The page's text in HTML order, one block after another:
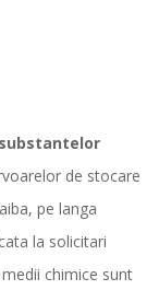
de stocare
pe langa
la solicitari
chimice sunt